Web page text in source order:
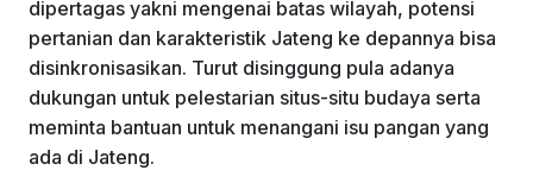
dipertagas yakni mengenai batas wilayah, potensi
pertanian dan karakteristik Jateng ke depannya bisa
disinkronisasikan. Turut disinggung pula adanya
dukungan untuk pelestarian situs-situ budaya serta
meminta bantuan untuk menangani isu pangan yang
ada di Jateng.